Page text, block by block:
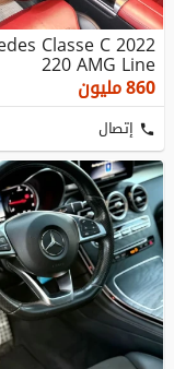
Classe C 2022
220 AMG Line
860مليون
إتصال